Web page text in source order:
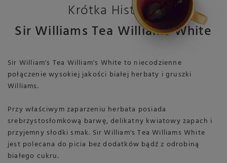
Sir William's Tea William's White to niecodzienne
połączenie wysokiej jakości białej herbaty i gruszki
Williams.
Przy właściwym zaparzeniu herbata posiada
srebrzystosłomkową barwę, delikatny kwiatowy zapach i
przyjemny słodki smak. Sir William's Tea Williams White
jest polecana do picia bez dodatków bądź z odrobiną
białego cukru.
Krótka Historia
Sir Williams Tea Williams White